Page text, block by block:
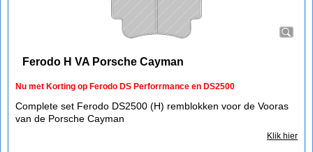
Ferodo H VA Porsche Cayman
Nu met Korting op Ferodo DS Perforrmance en DS2500
Complete set Ferodo DS2500 (H) remblokken voor de Vooras
van de Porsche Cayman
Klik hier